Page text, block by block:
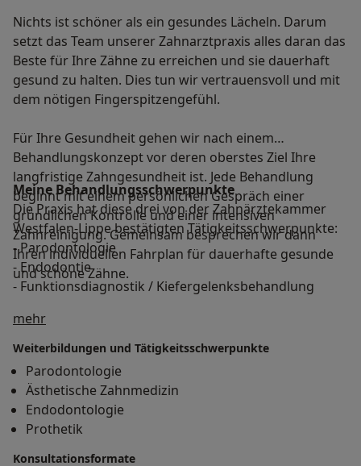
Nichts ist schöner als ein gesundes Lächeln. Darum
setzt das Team unserer Zahnarztpraxis alles daran das
Beste für Ihre Zähne zu erreichen und sie dauerhaft
gesund zu halten. Dies tun wir vertrauensvoll und mit
dem nötigen Fingerspitzengefühl.
Für Ihre Gesundheit gehen wir nach einem
Behandlungskonzept vor deren oberstes Ziel Ihre
langfristige Zahngesundheit ist. Jede Behandlung
beginnt mit einem persönlichen Gespräch einer
gründlichen Kontrolle und einer intensiven
Zahnreinigung. Gemeinsam besprechen wir dann
Ihren individuellen Fahrplan für dauerhafte gesunde
und schöne Zähne.
Meine Behandlungs­schwerpunkte
Die Praxis hat diese drei von der Zahnärztekammer
Westfalen-Lippe bestätigten Tätigkeitsschwerpunkte:
- Parodontologie
- Endodontie
- Funktionsdiagnostik / Kiefergelenksbehandlung
mehrÜber mich
Weiterbildungen und Tätigkeitsschwerpunkte
Parodontologie
Ästhetische Zahnmedizin
Endodontologie
Prothetik
Konsultationsformate